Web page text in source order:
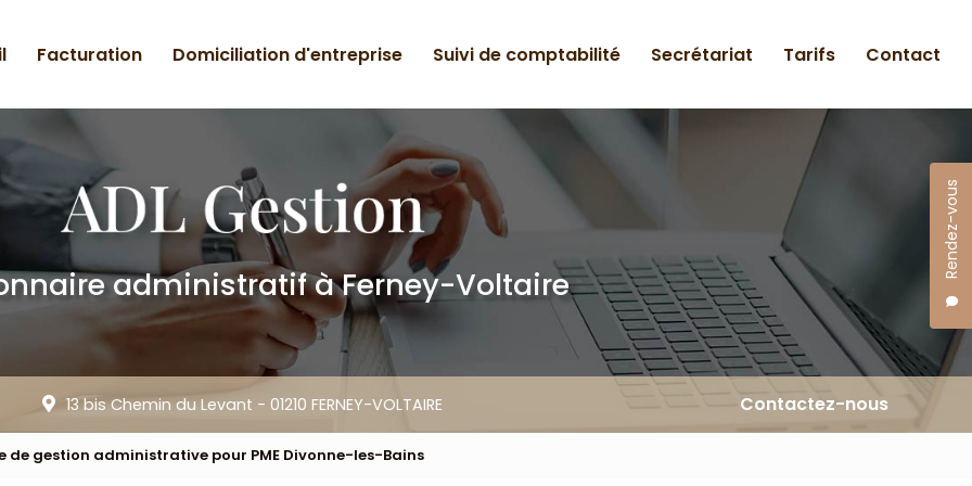
Rendez-vous
Facturation Domiciliation d'entreprise Suivi de comptabilité Secrétariat Tarifs Contact
administratifà Ferney-Voltaire
13 bis Chemin du Levant -01210 FERNEY-VOLTAIRE Contactez-nous
de gestion administrative pour PME Divonne-les-Bains